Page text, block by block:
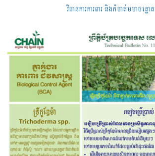
វិធានការការពារ និងកំចាត់មមាចត្នោត